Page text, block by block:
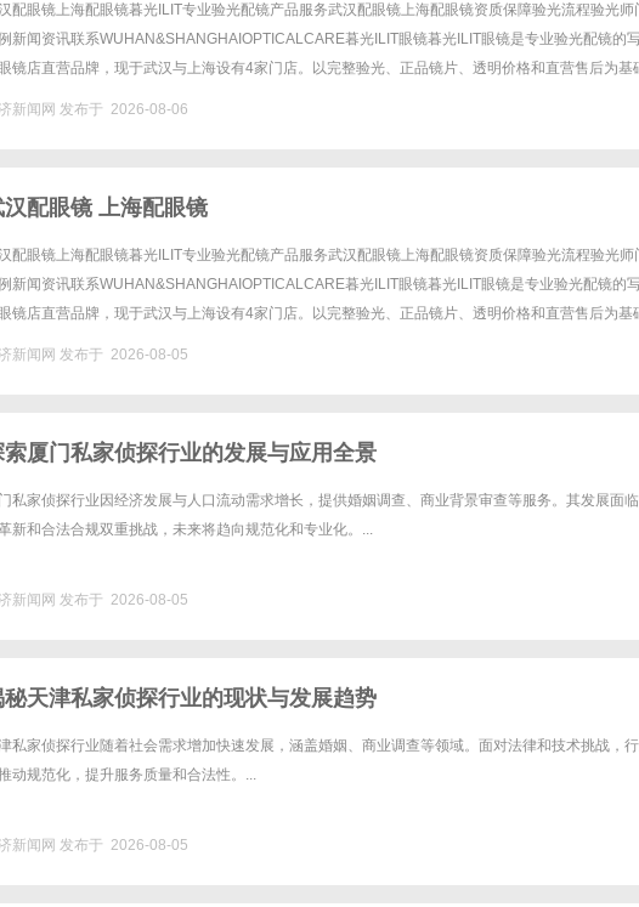
配眼镜上海配眼镜暮光ILIT专业验光配镜产品服务武汉配眼镜上海配眼镜资质保障验光流程验光师
新闻资讯联系WUHAN&SHANGHAIOPTICALCARE暮光ILIT眼镜暮光ILIT眼镜是专业验光配镜的
镜店直营品牌，现于武汉与上海设有4家门店。以完整验光、正品镜片、透明价格和直营售后为基
新闻网 发布于 2026-08-06
汉配眼镜 上海配眼镜
配眼镜上海配眼镜暮光ILIT专业验光配镜产品服务武汉配眼镜上海配眼镜资质保障验光流程验光师
新闻资讯联系WUHAN&SHANGHAIOPTICALCARE暮光ILIT眼镜暮光ILIT眼镜是专业验光配镜的
镜店直营品牌，现于武汉与上海设有4家门店。以完整验光、正品镜片、透明价格和直营售后为基
新闻网 发布于 2026-08-05
索厦门私家侦探行业的发展与应用全景
私家侦探行业因经济发展与人口流动需求增长，提供婚姻调查、商业背景审查等服务。其发展面
新和合法合规双重挑战，未来将趋向规范化和专业化。...
新闻网 发布于 2026-08-05
秘天津私家侦探行业的现状与发展趋势
私家侦探行业随着社会需求增加快速发展，涵盖婚姻、商业调查等领域。面对法律和技术挑战，
动规范化，提升服务质量和合法性。...
新闻网 发布于 2026-08-05